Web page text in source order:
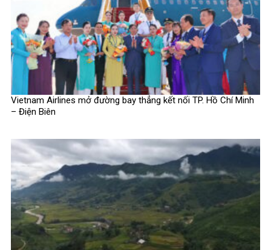
Vietnam Airlines mở đường bay thẳng kết nối TP. Hồ Chí Minh
– Điện Biên